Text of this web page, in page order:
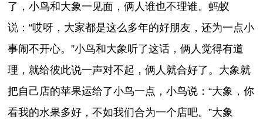
了，小鸟和大象一见面，俩人谁也不理谁。蚂蚁
说：“哎呀，大家都是这么多年的好朋友，还为一点小
事闹不开心。”小鸟和大象听了这话，俩人觉得有道
理，就给彼此说一声对不起，俩人就合好了。大象就
把自己店的苹果运给了小鸟一点，小鸟说：“大象，你
看我的水果多好，不如我们合为一个店吧。”大象